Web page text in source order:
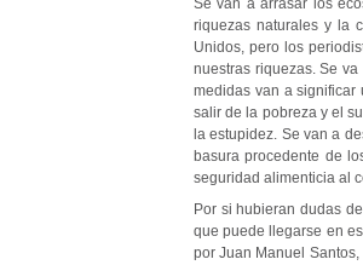
Se van a arrasar los
riquezas naturales y la
Unidos, pero los
nuestras riquezas. Se
medidas van a significar
salir de la pobreza y el
la estupidez. Se van a
basura procedente de
seguridad alimenticia al
Por si hubieran dudas
que puede llegarse en
por Juan Manuel